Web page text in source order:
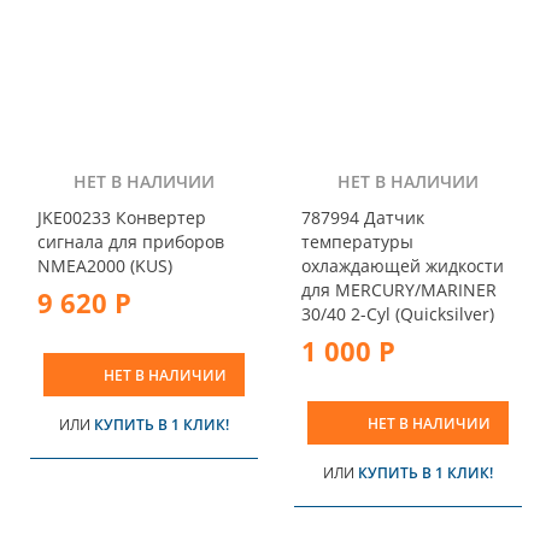
НЕТ В НАЛИЧИИ
JKE00233 Конвертер
сигнала для приборов
NMEA2000 (KUS)
9 620 Р
НЕТ В НАЛИЧИИ
ИЛИ КУПИТЬ В 1 КЛИК!
НЕТ В НАЛИЧИИ
787994 Датчик
температуры
охлаждающей жидкости
для MERCURY/MARINER
30/40 2-Cyl (Quicksilver)
1 000 Р
НЕТ В НАЛИЧИИ
ИЛИ КУПИТЬ В 1 КЛИК!